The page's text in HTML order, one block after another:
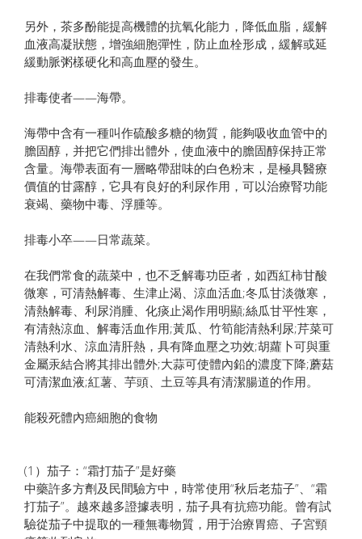
另外，茶多酚能提高機體的抗氧化能力，降低血脂，緩解
血液高凝狀態，增強細胞彈性，防止血栓形成，緩解或延
緩動脈粥樣硬化和高血壓的發生。
排毒使者——海帶。
海帶中含有一種叫作硫酸多糖的物質，能夠吸收血管中的
膽固醇，并把它們排出體外，使血液中的膽固醇保持正常
含量。海帶表面有一層略帶甜味的白色粉末，是極具醫療
價值的甘露醇，它具有良好的利尿作用，可以治療腎功能
衰竭、藥物中毒、浮腫等。
排毒小卒——日常蔬菜。
在我們常食的蔬菜中，也不乏解毒功臣者，如西紅柿甘酸
微寒，可清熱解毒、生津止渴、涼血活血;冬瓜甘淡微寒，
清熱解毒、利尿消腫、化痰止渴作用明顯;絲瓜甘平性寒，
有清熱涼血、解毒活血作用;黃瓜、竹筍能清熱利尿;芹菜可
清熱利水、涼血清肝熱，具有降血壓之功效;胡蘿卜可與重
金屬汞結合將其排出體外;大蒜可使體內鉛的濃度下降;蘑菇
可清潔血液;紅薯、芋頭、土豆等具有清潔腸道的作用。
能殺死體內癌細胞的食物
(1）茄子：“霜打茄子”是好藥
中藥許多方劑及民間驗方中，時常使用“秋后老茄子”、“霜
打茄子”。越來越多證據表明，茄子具有抗癌功能。曾有試
驗從茄子中提取的一種無毒物質，用于治療胃癌、子宮頸